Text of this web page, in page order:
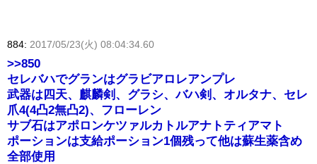
884: 2017/05/23(火) 08:04:34.60
>>850
セレバハでグランはグラビアロレアンプレ
武器は四天、麒麟剣、グラシ、バハ剣、オルタナ、セレ
爪4(4凸2無凸2)、フローレン
サブ石はアポロンケツァルカトルアナトティアマト
ポーションは支給ポーション1個残って他は蘇生薬含め
全部使用